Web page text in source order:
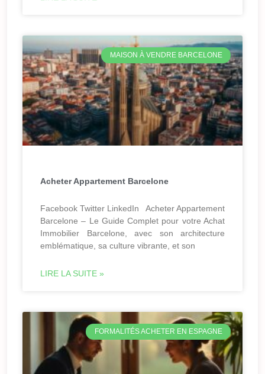
MAISON À VENDRE BARCELONE
Acheter Appartement Barcelone
Facebook Twitter LinkedIn Acheter Appartement
Barcelone – Le Guide Complet pour votre Achat
Immobilier Barcelone, avec son architecture
emblématique, sa culture vibrante, et son
LIRE LA SUITE »
FORMALITÉS ACHETER EN ESPAGNE